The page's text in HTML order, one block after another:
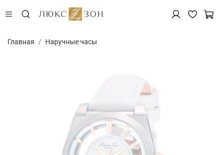
Главная Наручные часы